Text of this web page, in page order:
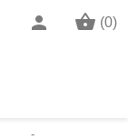
shopping_basket (0)
person